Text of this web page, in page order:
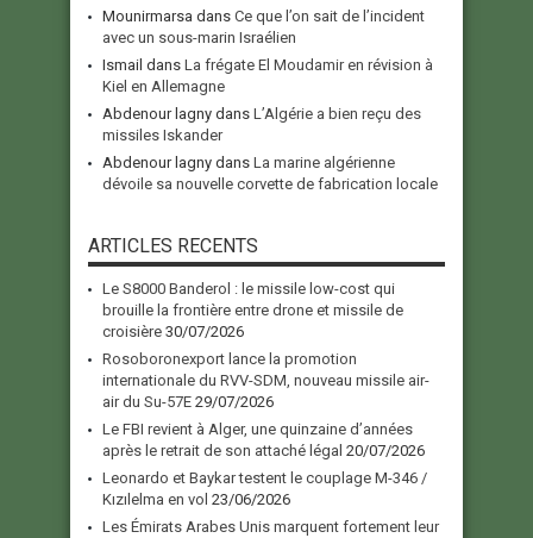
Mounirmarsa dans Ce que l’on sait de l’incident
avec un sous-marin Israélien
Ismail dans La frégate El Moudamir en révision à
Kiel en Allemagne
Abdenour lagny dans L’Algérie a bien reçu des
missiles Iskander
Abdenour lagny dans La marine algérienne
dévoile sa nouvelle corvette de fabrication locale
ARTICLES RECENTS
Le S8000 Banderol : le missile low-cost qui
brouille la frontière entre drone et missile de
croisière 30/07/2026
Rosoboronexport lance la promotion
internationale du RVV-SDM, nouveau missile air-
air du Su-57E 29/07/2026
Le FBI revient à Alger, une quinzaine d’années
après le retrait de son attaché légal 20/07/2026
Leonardo et Baykar testent le couplage M-346 /
Kızılelma en vol 23/06/2026
Les Émirats Arabes Unis marquent fortement leur